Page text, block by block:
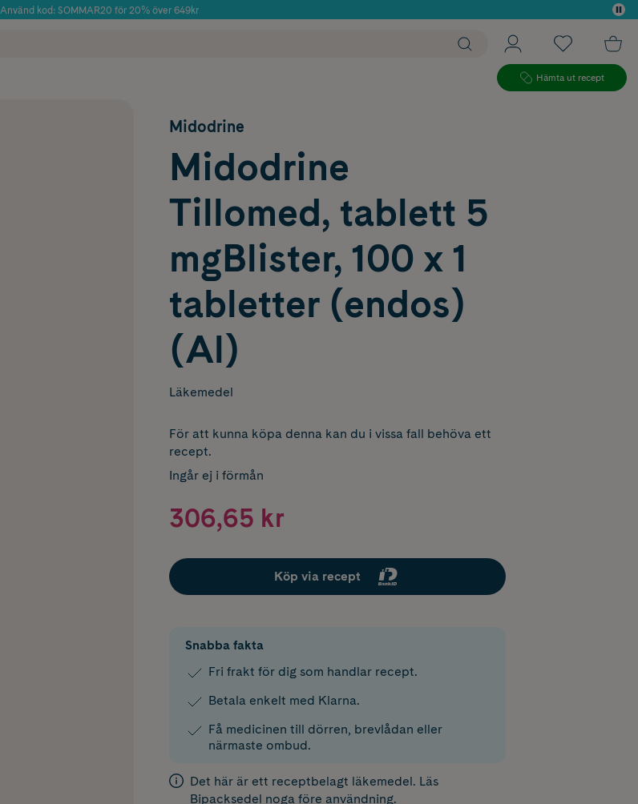
Använd kod: SOMMAR20 för 20% över 649kr
Hämta ut recept
Midodrine
Midodrine
Tillomed, tablett 5
mgBlister, 100 x 1
tabletter (endos)
(Al)
Läkemedel
För att kunna köpa denna kan du i vissa fall behöva ett
recept.
Ingår ej i förmån
306,65 kr
Köp via recept
Snabba fakta
Fri frakt för dig som handlar recept.
Betala enkelt med Klarna.
Få medicinen till dörren, brevlådan eller
närmaste ombud.
Det här är ett receptbelagt läkemedel. Läs
Bipacksedel noga före användning.